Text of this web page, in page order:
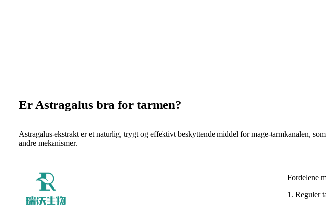
Er Astragalus bra for tarmen?
Astragalus-ekstrakt er et naturlig, trygt og effektivt beskyttende middel for mage-tarmkanalen,
andre mekanismer.
Fordelene
1. Reguler